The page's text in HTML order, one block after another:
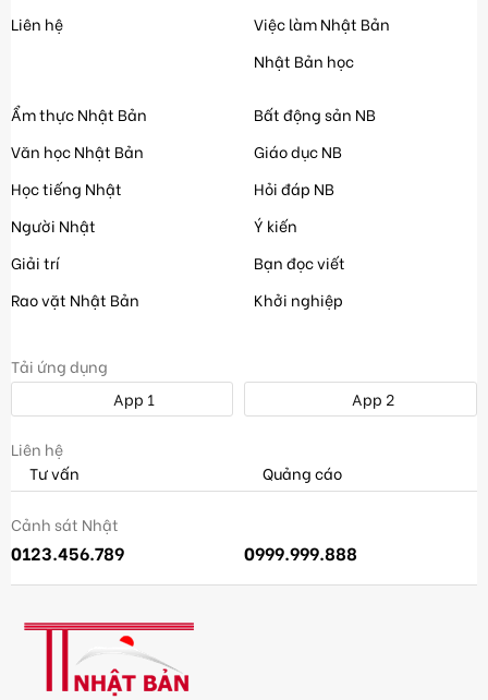
Liên hệ
Việc làm Nhật Bản
Nhật Bản học
Ẩm thực Nhật Bản
Văn học Nhật Bản
Học tiếng Nhật
Người Nhật
Giải trí
Rao vặt Nhật Bản
Bất động sản NB
Giáo dục NB
Hỏi đáp NB
Ý kiến
Bạn đọc viết
Khởi nghiệp
Tải ứng dụng
App 1
App 2
Liên hệ
Tư vấn
Quảng cáo
Cảnh sát Nhật
0123.456.789 0999.999.888